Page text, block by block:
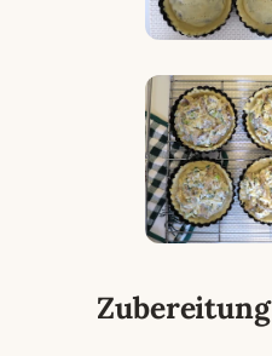
Zubereitung